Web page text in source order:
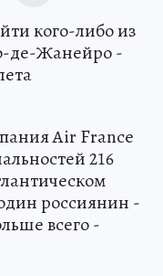
кого-либо из
де-Жанейро -
Air France
216
россиянин -
всего -